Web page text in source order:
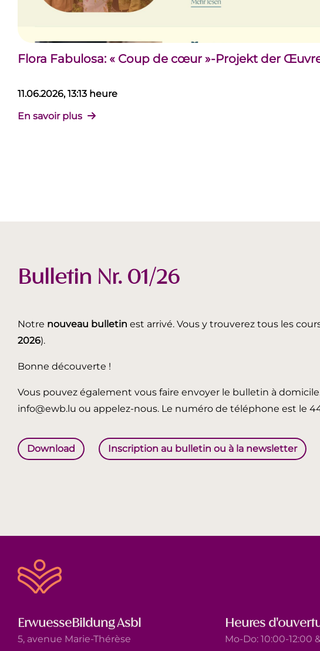
Flora Fabulosa: « Coup de cœur »-Projekt der
11.06.2026, 13:13 heure
En savoir plus
Bulletin Nr. 01/26
Notre nouveau bulletin est arrivé. Vous y trouverez tous les
2026).
Bonne découverte !
Vous pouvez également vous faire envoyer le bulletin à
info@ewb.lu ou appelez-nous. Le numéro de téléphone est le
Download Inscription au bulletin ou à la newsletter
ErwuesseBildung Asbl
5, avenue Marie-Thérèse
Heures
Mo-Do: 10:00-12:00